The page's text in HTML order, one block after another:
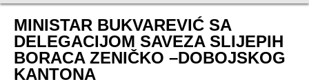
MINISTAR BUKVAREVIĆ SA
DELEGACIJOM SAVEZA SLIJEPIH
BORACA ZENIČKO –DOBOJSKOG
KANTONA